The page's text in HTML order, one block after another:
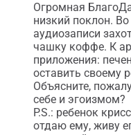
Огромная
низкий поклон.
аудиозаписи
чашку коффе. К
приложения:
оставить своему
Объясните,
себе и эгоизмом?
P.S.: ребенок
отдаю ему, живу